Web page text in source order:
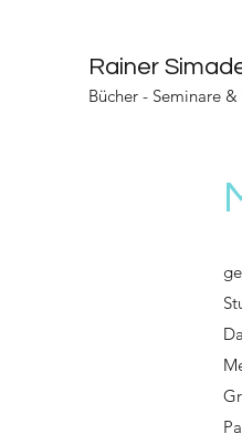
Rainer
Bücher - Seminare